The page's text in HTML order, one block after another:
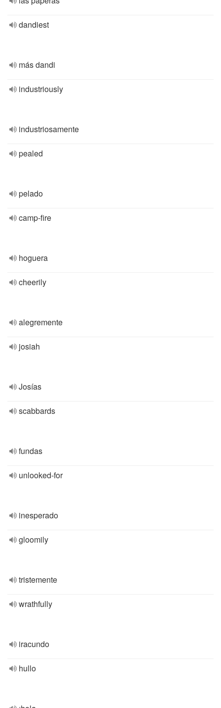
dandiest
más dandi
industriously
industriosamente
pealed
pelado
camp-fire
hoguera
cheerily
alegremente
josiah
Josías
scabbards
fundas
unlooked-for
inesperado
gloomily
tristemente
wrathfully
iracundo
hullo